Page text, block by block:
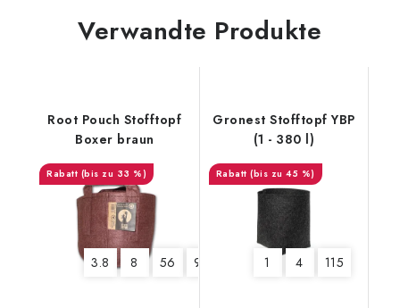
Verwandte Produkte
Root Pouch Stofftopf
Boxer braun
(bis zu 33 %)
3.8 8 56 95
Gronest Stofftopf YBP
(1 - 380 l)
(bis zu 45 %)
1 4 115